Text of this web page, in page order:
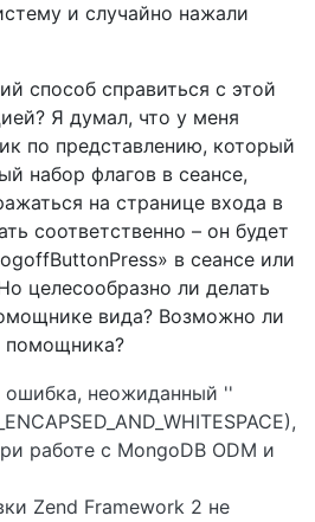
и случайно нажали
способ справиться с этой
Я думал, что у меня
по представлению, который
набор флагов в сеансе,
на странице входа в
соответственно – он будет
в сеансе или
целесообразно ли делать
вида? Возможно ли
помощника?
ошибка, неожиданный ''
работе с MongoDB ODM и
Zend Framework 2 не